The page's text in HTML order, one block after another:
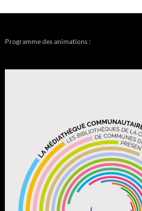
Programme des animations :